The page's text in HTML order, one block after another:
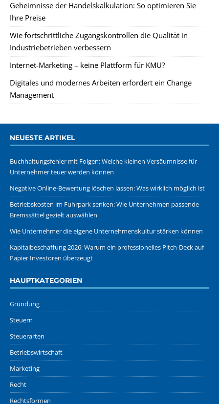
Geheimnisse der Handelskalkulation: So optimieren Sie
Ihre Preise
Wie fortschrittliche Zugangskontrollen die Qualität in
Industriebetrieben verbessern
Internet-Marketing – keine Plattform für KMU?
Digitales und modernes Arbeiten erfordert ein Change
Management
NEUESTE ARTIKEL
Buchhaltungsfehler mit Folgen: Welche kleinen Versäumnisse für
Unternehmer teuer werden können
Negative Online-Bewertung löschen lassen: Was wirklich möglich ist
Betriebskosten im Fuhrpark senken: Wie Unternehmen passende
Bremssättel gezielt auswählen
Wie Unternehmer die eigene Unternehmenskultur stärken können
Kapitalbeschaffung 2026: Warum ein professionelles Pitch-Deck auf
Papier Investoren überzeugt
HAUPTKATEGORIEN
Gründung
Steuern
Steuerarten
Betriebswirtschaft
Marketing
Recht
Rechtsformen